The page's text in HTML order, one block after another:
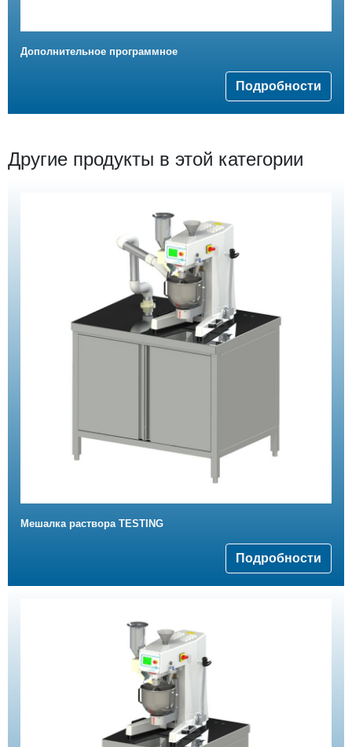
Дополнительное программное
Подробности
Другие продукты в этой категории
Мешалка раствора TESTING
Подробности